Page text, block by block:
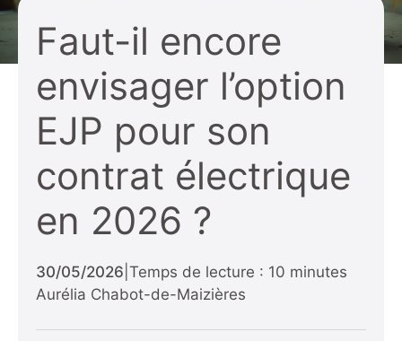
Faut-il encore
envisager l’option
EJP pour son
contrat électrique
en 2026 ?
30/05/2026 Temps de lecture : 10 minutes
Aurélia Chabot-de-Maizières